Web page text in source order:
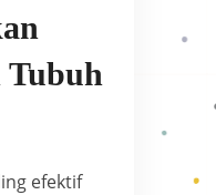
Tubuh
efektif